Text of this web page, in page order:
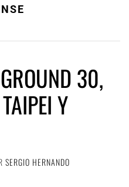
30,
Y
SERGIO HERNANDO